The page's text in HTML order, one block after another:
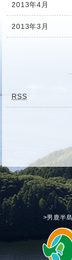
2013年4月
2013年3月
RSS
>男鹿半